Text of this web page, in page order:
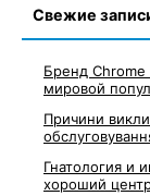
Свежие
Бренд Chrome
мировой
Причини
Гнатология и
хороший